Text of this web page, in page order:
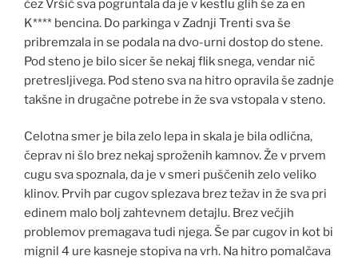
čez Vršič sva pogruntala da je v kestlu glih še za en
K**** bencina. Do parkinga v Zadnji Trenti sva še
pribremzala in se podala na dvo-urni dostop do stene.
Pod steno je bilo sicer še nekaj flik snega, vendar nič
pretresljivega. Pod steno sva na hitro opravila še zadnje
takšne in drugačne potrebe in že sva vstopala v steno.
Celotna smer je bila zelo lepa in skala je bila odlična,
čeprav ni šlo brez nekaj sproženih kamnov. Že v prvem
cugu sva spoznala, da je v smeri puščenih zelo veliko
klinov. Prvih par cugov splezava brez težav in že sva pri
edinem malo bolj zahtevnem detajlu. Brez večjih
problemov premagava tudi njega. Še par cugov in kot bi
mignil 4 ure kasneje stopiva na vrh. Na hitro pomalčava